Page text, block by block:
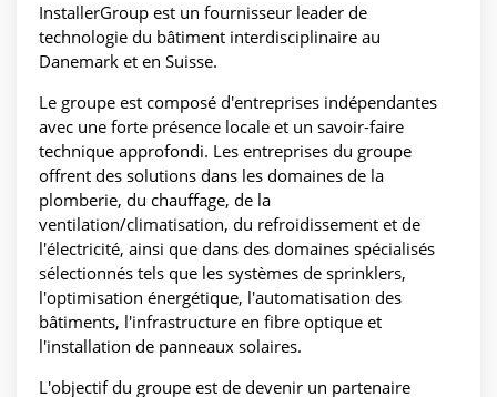
InstallerGroup est un fournisseur leader de
technologie du bâtiment interdisciplinaire au
Danemark et en Suisse.
Le groupe est composé d'entreprises indépendantes
avec une forte présence locale et un savoir-faire
technique approfondi. Les entreprises du groupe
offrent des solutions dans les domaines de la
plomberie, du chauffage, de la
ventilation/climatisation, du refroidissement et de
l'électricité, ainsi que dans des domaines spécialisés
sélectionnés tels que les systèmes de sprinklers,
l'optimisation énergétique, l'automatisation des
bâtiments, l'infrastructure en fibre optique et
l'installation de panneaux solaires.
L'objectif du groupe est de devenir un partenaire